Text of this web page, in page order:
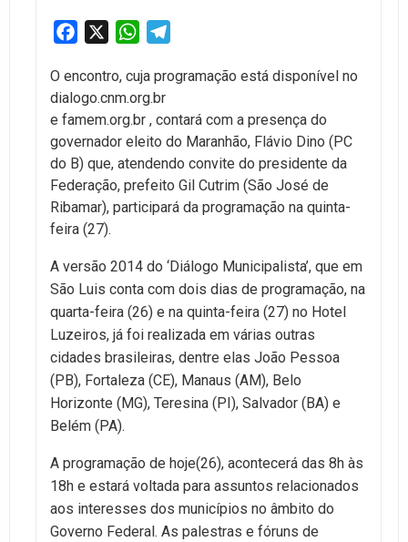
Facebook WhatsApp
O encontro, cuja programação está disponível no
dialogo.cnm.org.br
e famem.org.br , contará com a presença do
governador eleito do Maranhão, Flávio Dino (PC
do B) que, atendendo convite do presidente da
Federação, prefeito Gil Cutrim (São José de
Ribamar), participará da programação na quinta-
feira (27).
A versão 2014 do ‘Diálogo Municipalista’, que em
São Luis conta com dois dias de programação, na
quarta-feira (26) e na quinta-feira (27) no Hotel
Luzeiros, já foi realizada em várias outras
cidades brasileiras, dentre elas João Pessoa
(PB), Fortaleza (CE), Manaus (AM), Belo
Horizonte (MG), Teresina (PI), Salvador (BA) e
Belém (PA).
A programação de hoje(26), acontecerá das 8h às
18h e estará voltada para assuntos relacionados
aos interesses dos municípios no âmbito do
Governo Federal. As palestras e fóruns de